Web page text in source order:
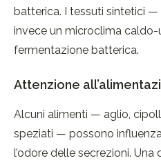
batterica. I tessuti sintetici
invece un microclima
fermentazione batterica.
Attenzione
Alcuni alimenti — aglio,
speziati — possono
l’odore delle secrezioni.